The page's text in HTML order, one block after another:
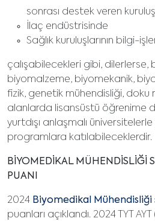
sonrası destek veren
İlaç endüstrisinde
Sağlık kuruluşlarının bilgi-
çalışabilecekleri gibi, dilerlerse,
biyomalzeme, biyomekanik,
fizik, genetik mühendisliği, doku
alanlarda lisansüstü öğrenime
yurtdışı anlaşmalı
programlara katılabileceklerdir.
BİYOMEDİKAL MÜHENDİSLİĞİ
PUANI
2024 Biyomedikal Mühendisliği
puanları açıklandı. 2024 TYT